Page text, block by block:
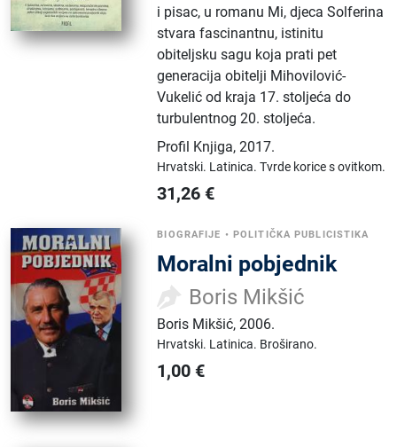
i pisac, u romanu Mi, djeca Solferina
stvara fascinantnu, istinitu
obiteljsku sagu koja prati pet
generacija obitelji Mihovilović-
Vukelić od kraja 17. stoljeća do
turbulentnog 20. stoljeća.
Profil Knjiga,2017.
Hrvatski. Latinica.Tvrde korice s ovitkom.
31,26 €
BIOGRAFIJE • POLITIČKA PUBLICISTIKA
Moralni pobjednik
Boris Mikšić
Boris Mikšić,2006.
Hrvatski. Latinica. Broširano.
1,00 €